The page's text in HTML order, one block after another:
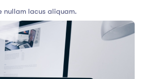
nullam lacus aliquam.